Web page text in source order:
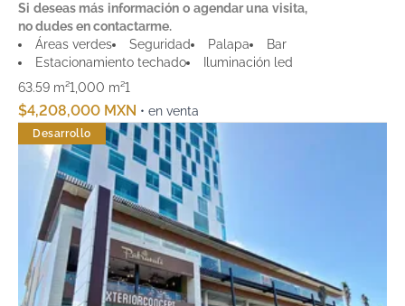
Si deseas más información o agendar una visita,
no dudes en contactarme.
Áreas verdes
Seguridad Palapa
Bar
Estacionamiento techado
Iluminación led
63.59 m²1,000 m²1
$4,208,000 MXN • en venta
Desarrollo